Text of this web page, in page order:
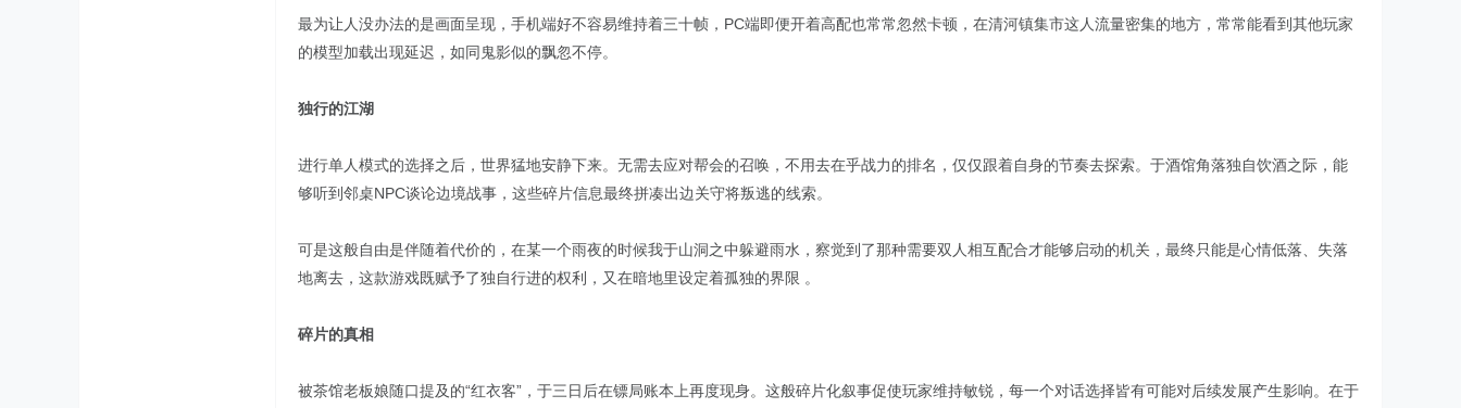
最为让人没办法的是画面呈现，手机端好不容易维持着三十帧，PC端即便开着高配也常常忽然卡顿，在清河镇集市这人流量密集的地方，常常能看到其他玩家
的模型加载出现延迟，如同鬼影似的飘忽不停。
独行的江湖
进行单人模式的选择之后，世界猛地安静下来。无需去应对帮会的召唤，不用去在乎战力的排名，仅仅跟着自身的节奏去探索。于酒馆角落独自饮酒之际，能
够听到邻桌NPC谈论边境战事，这些碎片信息最终拼凑出边关守将叛逃的线索。
可是这般自由是伴随着代价的，在某一个雨夜的时候我于山洞之中躲避雨水，察觉到了那种需要双人相互配合才能够启动的机关，最终只能是心情低落、失落
地离去，这款游戏既赋予了独自行进的权利，又在暗地里设定着孤独的界限 。
碎片的真相
被茶馆老板娘随口提及的“红衣客”，于三日后在镖局账本上再度现身。这般碎片化叙事促使玩家维持敏锐，每一个对话选择皆有可能对后续发展产生影响。在于